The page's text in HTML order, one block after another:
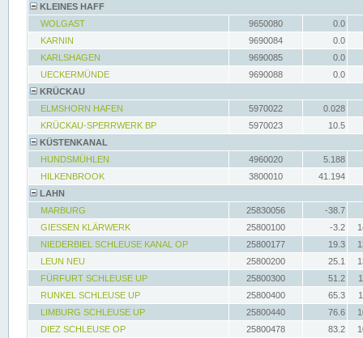
KLEINES HAFF
WOLGAST
9650080
0.0
KARNIN
9690084
0.0
KARLSHAGEN
9690085
0.0
UECKERMÜNDE
9690088
0.0
KRÜCKAU
ELMSHORN HAFEN
5970022
0.028
KRÜCKAU-SPERRWERK BP
5970023
10.5
KÜSTENKANAL
HUNDSMÜHLEN
4960020
5.188
HILKENBROOK
3800010
41.194
LAHN
MARBURG
25830056
-38.7
GIESSEN KLÄRWERK
25800100 -3.2
NIEDERBIEL SCHLEUSE KANAL OP
25800177 19.3
LEUN NEU
25800200 25.1
FÜRFURT SCHLEUSE UP
25800300 51.2
RUNKEL SCHLEUSE UP
25800400 65.3
LIMBURG SCHLEUSE UP
25800440 76.6
DIEZ SCHLEUSE OP
25800478 83.2